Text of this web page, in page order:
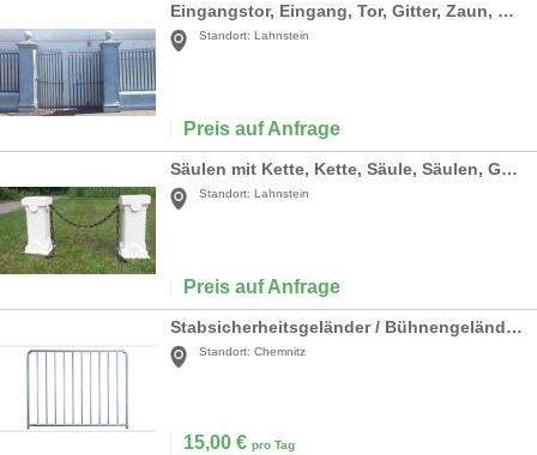
Eingangstor, Eingang, Tor, Gitter, Zaun, Zaunelement, Gitterzaun, Gittertor, Säulengitter, Säulentor, Säuleneingang
Standort: Lahnstein
Preis auf Anfrage
Säulen mit Kette, Kette, Säule, Säulen, Griechenland, griechisch, Kettensäulen, Antik, Absperrung, Begrenzung, Kette
Standort: Lahnstein
Preis auf Anfrage
Stabsicherheitsgeländer / Bühnengeländer für Nivtec höhe 110cm breite 185cm
Standort: Chemnitz
15,00 € pro Tag